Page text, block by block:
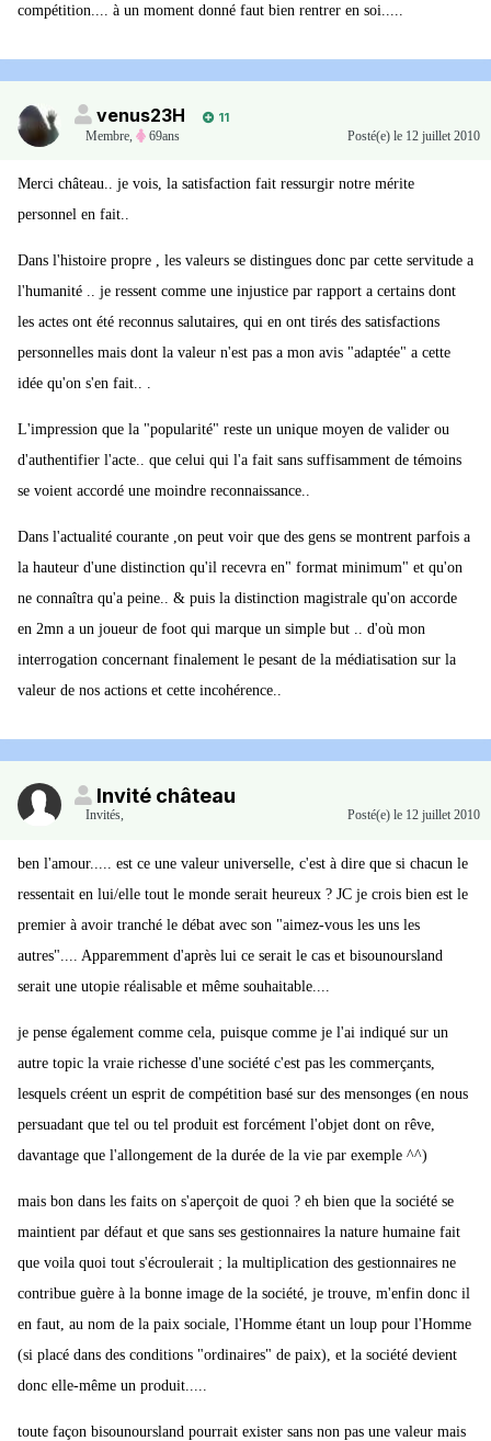
compétition.... à un moment donné faut bien rentrer en soi.....
venus23H
11
Membre
69ans Posté(e) le 12 juillet 2010
Merci château.. je vois, la satisfaction fait ressurgir notre mérite
personnel en fait..
Dans l'histoire propre , les valeurs se distingues donc par cette servitude a
l'humanité .. je ressent comme une injustice par rapport a certains dont
les actes ont été reconnus salutaires, qui en ont tirés des satisfactions
personnelles mais dont la valeur n'est pas a mon avis "adaptée" a cette
idée qu'on s'en fait.. .
L'impression que la "popularité" reste un unique moyen de valider ou
d'authentifier l'acte.. que celui qui l'a fait sans suffisamment de témoins
se voient accordé une moindre reconnaissance..
Dans l'actualité courante ,on peut voir que des gens se montrent parfois a
la hauteur d'une distinction qu'il recevra en" format minimum" et qu'on
ne connaîtra qu'a peine.. & puis la distinction magistrale qu'on accorde
en 2mn a un joueur de foot qui marque un simple but .. d'où mon
interrogation concernant finalement le pesant de la médiatisation sur la
valeur de nos actions et cette incohérence..
Invité château
Invités Posté(e) le 12 juillet 2010
ben l'amour..... est ce une valeur universelle, c'est à dire que si chacun le
ressentait en lui/elle tout le monde serait heureux ? JC je crois bien est le
premier à avoir tranché le débat avec son "aimez-vous les uns les
autres".... Apparemment d'après lui ce serait le cas et bisounoursland
serait une utopie réalisable et même souhaitable....
je pense également comme cela, puisque comme je l'ai indiqué sur un
autre topic la vraie richesse d'une société c'est pas les commerçants,
lesquels créent un esprit de compétition basé sur des mensonges (en nous
persuadant que tel ou tel produit est forcément l'objet dont on rêve,
davantage que l'allongement de la durée de la vie par exemple ^^)
mais bon dans les faits on s'aperçoit de quoi ? eh bien que la société se
maintient par défaut et que sans ses gestionnaires la nature humaine fait
que voila quoi tout s'écroulerait ; la multiplication des gestionnaires ne
contribue guère à la bonne image de la société, je trouve, m'enfin donc il
en faut, au nom de la paix sociale, l'Homme étant un loup pour l'Homme
(si placé dans des conditions "ordinaires" de paix), et la société devient
donc elle-même un produit.....
toute façon bisounoursland pourrait exister sans non pas une valeur mais